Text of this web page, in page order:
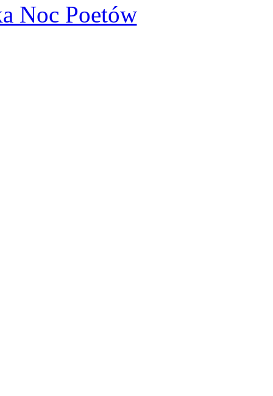
Noc Poetów